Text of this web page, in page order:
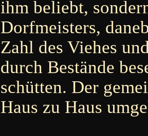
ihm beliebt,
Dorfmeisters,
Zahl des Viehes
durch Bestände
schütten. Der
Haus zu Haus